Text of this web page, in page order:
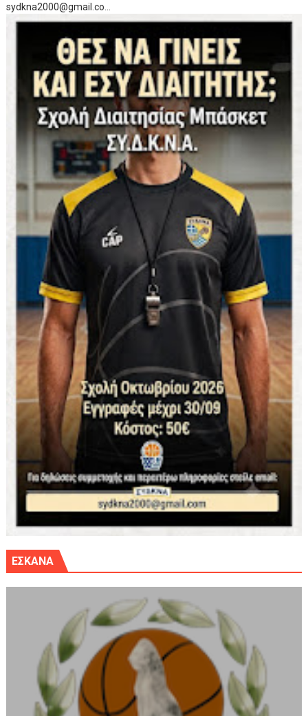
sydkna2000@gmail.co...
ΕΣΚΑΝΑ